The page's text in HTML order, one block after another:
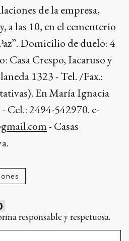
de la empresa,
a las 10, en el cementerio
Domicilio de duelo: 4
Casa Crespo, Iacaruso y
1323 - Tel. /Fax.:
En María Ignacia
Cel.: 2494-542970. e-
- Casas
responsable y respetuosa.